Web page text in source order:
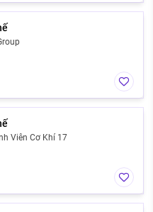
Viên Cơ Khí 17